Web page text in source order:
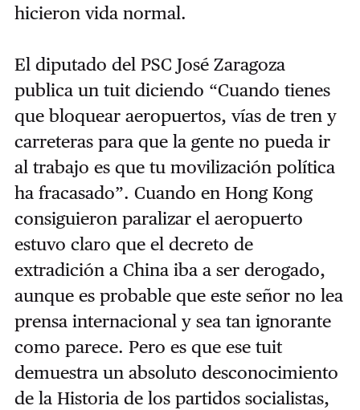
hicieron vida normal.
El diputado del PSC José Zaragoza
publica un tuit diciendo “Cuando tienes
que bloquear aeropuertos, vías de tren y
carreteras para que la gente no pueda ir
al trabajo es que tu movilización política
ha fracasado”. Cuando en Hong Kong
consiguieron paralizar el aeropuerto
estuvo claro que el decreto de
extradición a China iba a ser derogado,
aunque es probable que este señor no lea
prensa internacional y sea tan ignorante
como parece. Pero es que ese tuit
demuestra un absoluto desconocimiento
de la Historia de los partidos socialistas,